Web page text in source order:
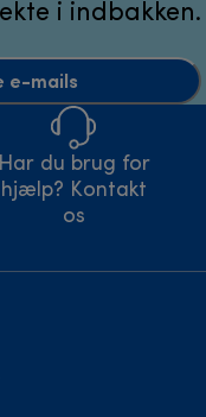
i indbakken.
e-mails
Har du brug for
hjælp? Kontakt
os